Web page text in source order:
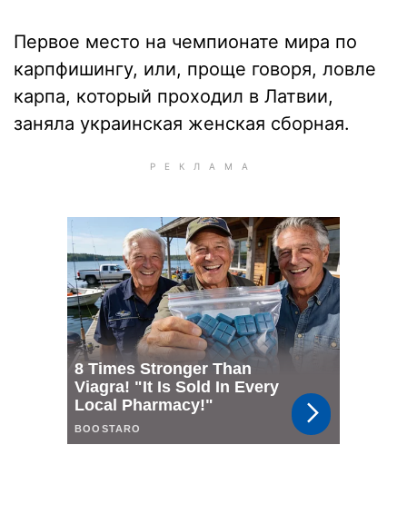
Первое место на чемпионате мира по
карпфишингу, или, проще говоря, ловле
карпа, который проходил в Латвии,
заняла украинская женская сборная.